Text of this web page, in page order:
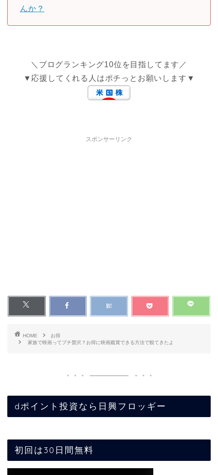
んか？
＼ブログランキング10位を目指してます／
▼応援してくれる人はポチっとお願いします▼
スポンサーリンク
HOME
お得
家族で映画ってプチ贅沢？お得に映画鑑賞できる方法で観てきたよ
dポイント投資なら日興フロッギー
初回は30日間無料